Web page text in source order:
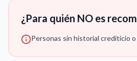
¿Para quién NO es
Personas sin historial crediticio